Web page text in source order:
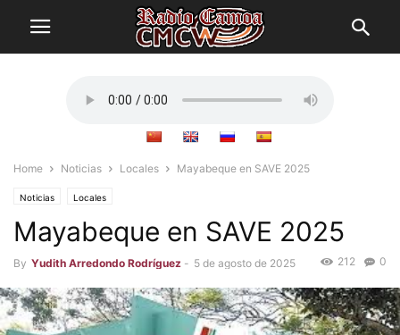
Home Noticias Locales Mayabeque en SAVE 2025
Noticias Locales
Mayabeque en SAVE 2025
By Yudith Arredondo Rodríguez - 5 de agosto de 2025 0
212